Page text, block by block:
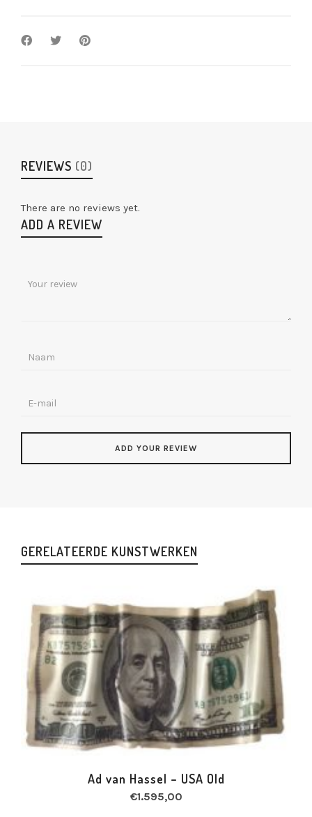
REVIEWS (0)
There are no reviews yet.
ADD A REVIEW
GERELATEERDE KUNSTWERKEN
Ad van Hassel – USA Old
€1.595,00